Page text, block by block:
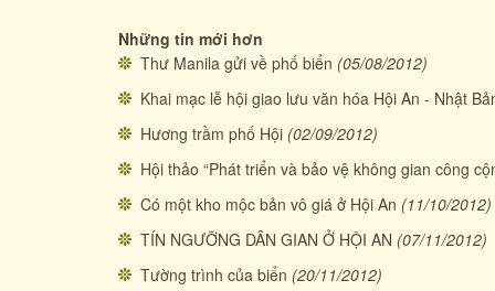
Những tin mới hơn
Thư Manila gửi về phố biển (05/08/2012)
Khai mạc lễ hội giao lưu văn hóa Hội An - Nhật
Hương trầm phố Hội (02/09/2012)
Hội thảo “Phát triển và bảo vệ không gian công
Có một kho mộc bản vô giá ở Hội An (11/10/2012)
TÍN NGƯỠNG DÂN GIAN Ở HỘI AN (07/11/2012)
Tường trình của biển (20/11/2012)